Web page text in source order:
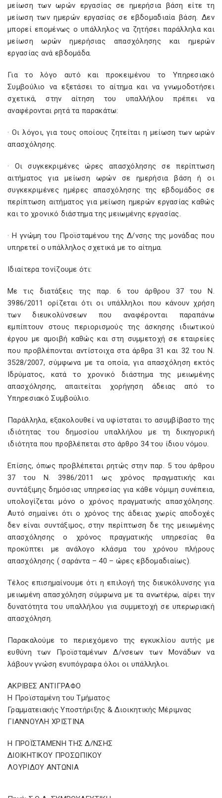
μείωση των ωρών εργασίας σε ημερήσια βάση είτε τη
μείωση των ημερών εργασίας σε εβδομαδιαία βάση. Δεν
μπορεί επομένως ο υπάλληλος να ζητήσει παράλληλα και
μείωση ωρών ημερήσιας απασχόλησης και ημερών
εργασίας ανά εβδομάδα.
Για το λόγο αυτό και προκειμένου το Υπηρεσιακό
Συμβούλιο να εξετάσει το αίτημα και να γνωμοδοτήσει
σχετικά, στην αίτηση του υπαλλήλου πρέπει να
αναφέρονται ρητά τα παρακάτω:
· Οι λόγοι, για τους οποίους ζητείται η μείωση των ωρών
απασχόλησης.
· Οι συγκεκριμένες ώρες απασχόλησης σε περίπτωση
αιτήματος για μείωση ωρών σε ημερήσια βάση ή οι
συγκεκριμένες ημέρες απασχόλησης της εβδομάδος σε
περίπτωση αιτήματος για μείωση ημερών εργασίας καθώς
και το χρονικό διάστημα της μειωμένης εργασίας.
· Η γνώμη του Προϊσταμένου της Δ/νσης της μονάδας που
υπηρετεί ο υπάλληλος σχετικά με το αίτημα.
Ιδιαίτερα τονίζουμε ότι:
Με τις διατάξεις της παρ. 6 του άρθρου 37 του Ν.
3986/2011 ορίζεται ότι οι υπάλληλοι που κάνουν χρήση
των διευκολύνσεων που αναφέρονται παραπάνω
εμπίπτουν στους περιορισμούς της άσκησης ιδιωτικού
έργου με αμοιβή καθώς και στη συμμετοχή σε εταιρείες
που προβλέπονται αντίστοιχα στα άρθρα 31 και 32 του Ν.
3528/2007, σύμφωνα με τα οποία, για απασχόληση εκτός
Ιδρύματος, κατά το χρονικό διάστημα της μειωμένης
απασχόλησης, απαιτείται χορήγηση άδειας από το
Υπηρεσιακό Συμβούλιο.
Παράλληλα, εξακολουθεί να υφίσταται το ασυμβίβαστο της
ιδιότητας του δημοσίου υπαλλήλου με τη δικηγορική
ιδιότητα που προβλέπεται στο άρθρο 34 του ίδιου νόμου.
Επίσης, όπως προβλέπεται ρητώς στην παρ. 5 του άρθρου
37 του Ν. 3986/2011 ως χρόνος πραγματικής και
συντάξιμης δημόσιας υπηρεσίας για κάθε νόμιμη συνέπεια,
υπολογίζεται μόνο ο χρόνος πραγματικής απασχόλησης.
Αυτό σημαίνει ότι ο χρόνος της άδειας χωρίς αποδοχές
δεν είναι συντάξιμος, στην περίπτωση δε της μειωμένης
απασχόλησης ο χρόνος πραγματικής υπηρεσίας θα
προκύπτει με ανάλογο κλάσμα του χρόνου πλήρους
απασχόλησης ( σαράντα – 40 – ώρες εβδομαδιαίως).
Τέλος επισημαίνουμε ότι η επιλογή της διευκόλυνσης για
μειωμένη απασχόληση σύμφωνα με τα ανωτέρω, αίρει την
δυνατότητα του υπαλλήλου για συμμετοχή σε υπερωριακή
απασχόληση.
Παρακαλούμε το περιεχόμενο της εγκυκλίου αυτής με
ευθύνη των Προϊσταμένων Δ/νσεων των Μονάδων να
λάβουν γνώση ενυπόγραφα όλοι οι υπάλληλοι.
ΑΚΡΙΒΕΣ ΑΝΤΙΓΡΑΦΟ
Η Προϊσταμένη του Τμήματος
Γραμματειακής Υποστήριξης & Διοικητικής Μέριμνας
ΓΙΑΝΝΟΥΛΗ ΧΡΙΣΤΙΝΑ
Η ΠΡΟΪΣΤΑΜΕΝΗ ΤΗΣ Δ/ΝΣΗΣ
ΔΙΟΙΚΗΤΙΚΟΥ ΠΡΟΣΩΠΙΚΟΥ
ΛΟΥΡΙΔΟΥ ΑΝΤΩΝΙΑ